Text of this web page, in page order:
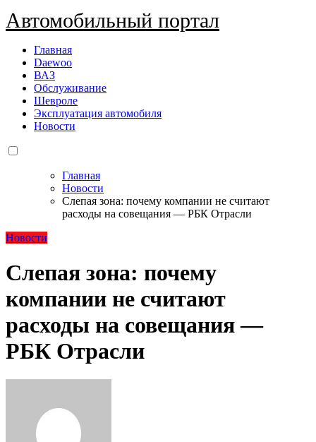
Автомобильный портал
Главная
Daewoo
ВАЗ
Обслуживание
Шевроле
Эксплуатация автомобиля
Новости
Главная
Новости
Слепая зона: почему компании не считают
расходы на совещания — РБК Отрасли
Новости
Слепая зона: почему
компании не считают
расходы на совещания —
РБК Отрасли